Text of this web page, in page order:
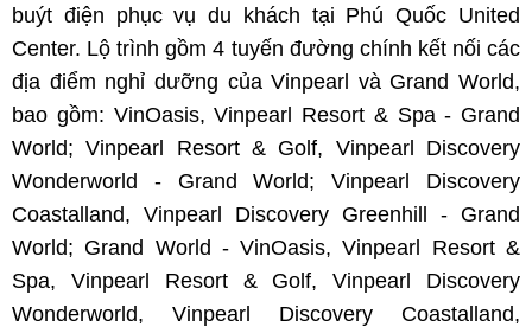
buýt điện phục vụ du khách tại Phú Quốc United
Center. Lộ trình gồm 4 tuyến đường chính kết nối các
địa điểm nghỉ dưỡng của Vinpearl và Grand World,
bao gồm: VinOasis, Vinpearl Resort & Spa - Grand
World; Vinpearl Resort & Golf, Vinpearl Discovery
Wonderworld - Grand World; Vinpearl Discovery
Coastalland, Vinpearl Discovery Greenhill - Grand
World; Grand World - VinOasis, Vinpearl Resort &
Spa, Vinpearl Resort & Golf, Vinpearl Discovery
Wonderworld, Vinpearl Discovery Coastalland,